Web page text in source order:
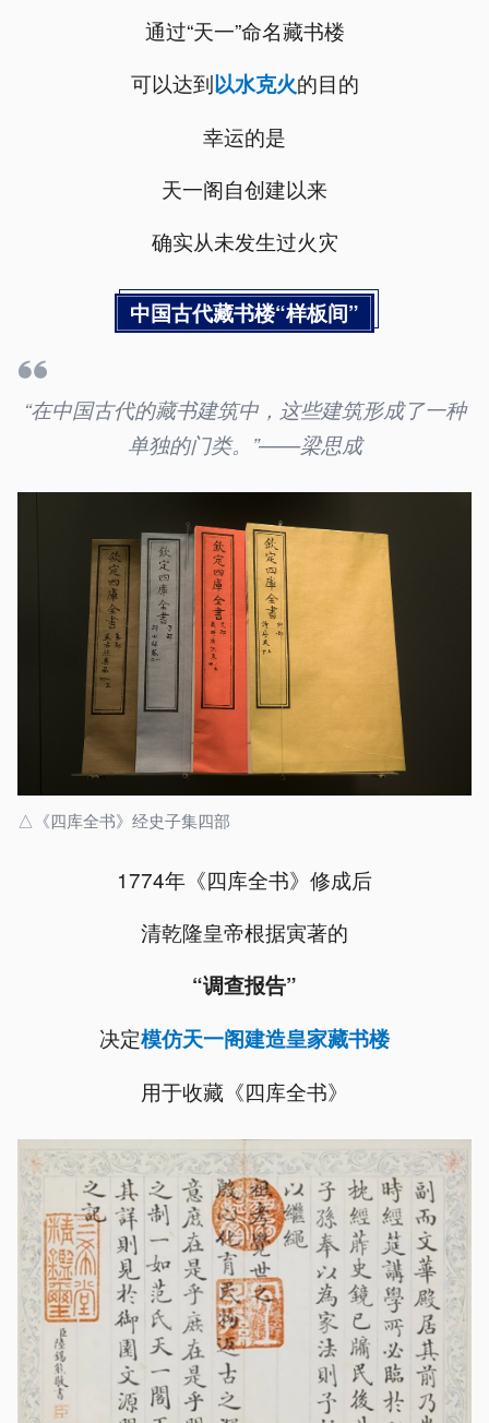
通过“天一”命名藏书楼
可以达到以水克火的目的
幸运的是
天一阁自创建以来
确实从未发生过火灾
中国古代藏书楼“样板间”
“在中国古代的藏书建筑中，这些建筑形成了一种
单独的门类。”——梁思成
△《四库全书》经史子集四部
1774年《四库全书》修成后
清乾隆皇帝根据寅著的
“调查报告”
决定模仿天一阁建造皇家藏书楼
用于收藏《四库全书》